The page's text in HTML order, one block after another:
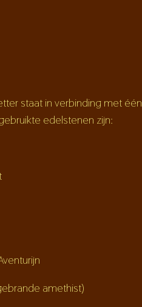
staat in verbinding met
edelstenen zijn:
amethist)